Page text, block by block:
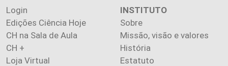
Login
Edições Ciência Hoje
CH na Sala de Aula
CH +
Loja Virtual
INSTITUTO
Sobre
Missão, visão e valores
História
Estatuto